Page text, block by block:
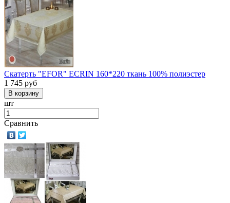
Скатерть "EFOR" ECRIN 160*220 ткань 100% полиэстер
1 745 руб
шт
Сравнить